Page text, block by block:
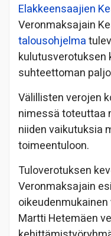
Elakkeensaajien
Veronmaksajain
talousohjelma
kulutusverotuksen
suhteettoman
Välillisten verojen
nimessä toteuttaa
niiden vaikutuksia
toimeentuloon.
Tuloverotuksen
Veronmaksajain
Martti Hetemäen